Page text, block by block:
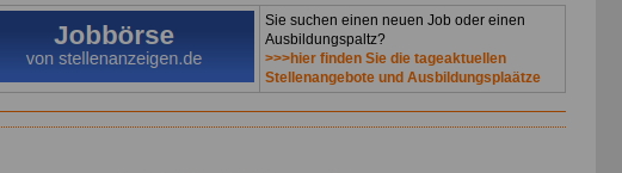
Sie suchen einen neuen Job oder einen
Ausbildungspaltz?
>>>hier finden Sie die tageaktuellen
Stellenangebote und Ausbildungsplaätze